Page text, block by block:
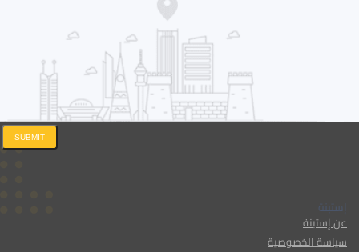
إستبنة
عن إستبنة
سياسة الخصوصية
SUBMIT